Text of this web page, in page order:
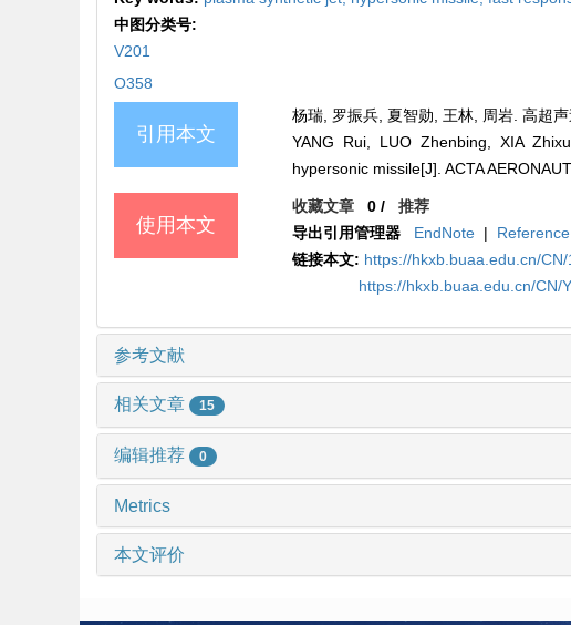
中图分类号:
V201
O358
引用本文
杨瑞, 罗振兵, 夏智勋, 王林, 周岩. 高超
YANG Rui, LUO Zhenbing, XIA
hypersonic missile[J]. ACTA
使用本文
收藏文章 0 /推荐
导出引用管理器
EndNote |
链接本文: https://hkxb.buaa.edu.cn/
https://hkxb.buaa.edu.cn/CN/
参考文献
相关文章 15
编辑推荐 0
Metrics
本文评价